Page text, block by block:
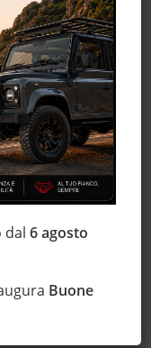
dal6 agosto
Buone